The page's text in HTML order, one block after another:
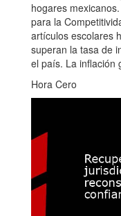
hogares
para la
artículos escolares
superan la tasa de
el país. La inflación
Hora Cero